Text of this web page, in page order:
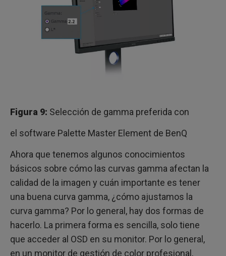
Figura 9: Selección de gamma preferida con
el software Palette Master Element de BenQ
Ahora que tenemos algunos conocimientos
básicos sobre cómo las curvas gamma afectan la
calidad de la imagen y cuán importante es tener
una buena curva gamma, ¿cómo ajustamos la
curva gamma? Por lo general, hay dos formas de
hacerlo. La primera forma es sencilla, solo tiene
que acceder al OSD en su monitor. Por lo general,
en un monitor de gestión de color profesional,